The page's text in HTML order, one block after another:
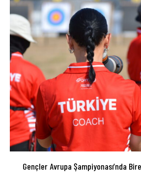
Gençler Avrupa Şampiyonası’nda